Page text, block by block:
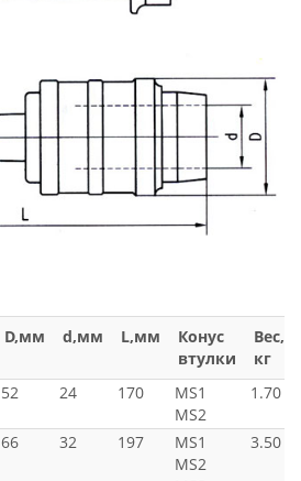
D,мм d,мм L,мм
Конус
втулки
Вес,
кг
52 24 170
MS1
MS2
1.70
66 32 197
MS1
MS2
3.50